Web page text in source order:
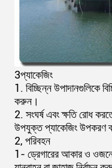
3প্যাকেজিং
1. বিচ্ছিন্ন উপাদানগুলিকে
করুন।
2. সংঘর্ষ এবং ক্ষতি রোধ
উপযুক্ত প্যাকেজিং উপকরণ
2, পরিবহন
1- ড্রেগারের আকার ও